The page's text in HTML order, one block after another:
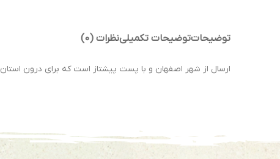
توضیحاتتوضیحات تکمیلینظرات (0)
ارسال از شهر اصفهان و با پست پیشتاز است که برای درون استان 1 تا 2 روز و برای سایر استان ها 2 تا 4 روز کاری زمان می برد .